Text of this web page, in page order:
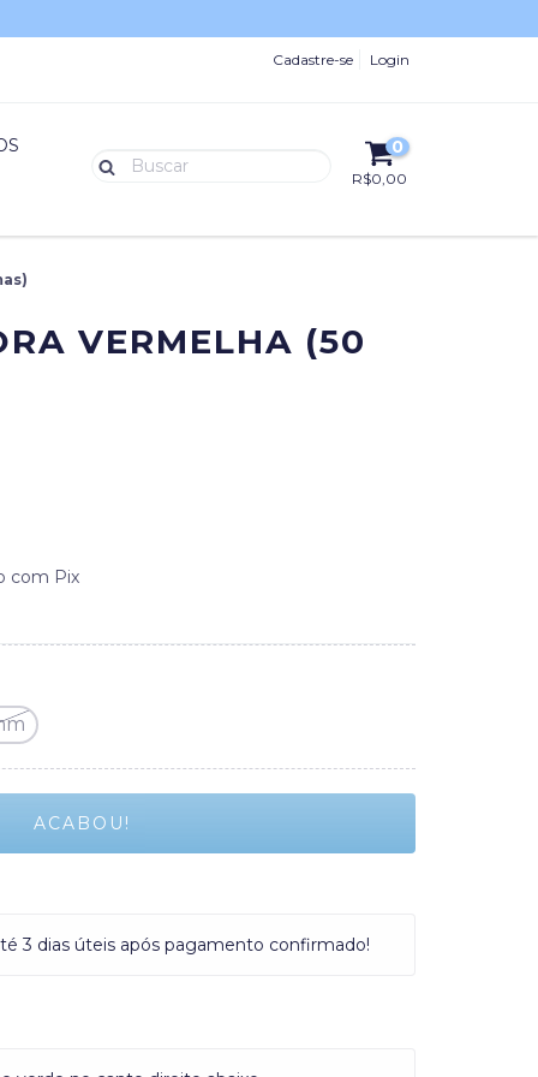
Cadastre-se Login
0
R$0,00
VERMELHA (50
com Pix
3 dias úteis após pagamento confirmado!